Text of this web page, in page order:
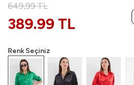
649,99TL
389.99 TL
Renk Seçiniz